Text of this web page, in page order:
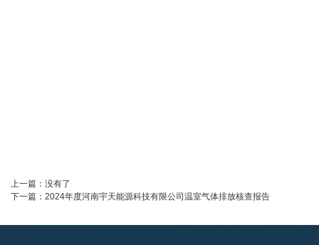
上一篇： 没有了
下一篇： 2024年度河南宇天能源科技有限公司温室气体排放核查报告